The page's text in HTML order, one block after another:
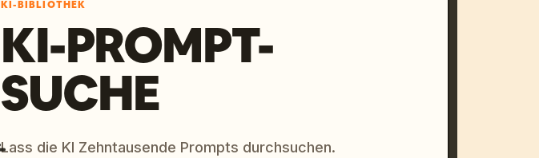
KI-BIBLIOTHEK
KI-PROMPT-
SUCHE
Lass die KI Zehntausende Prompts durchsuchen.